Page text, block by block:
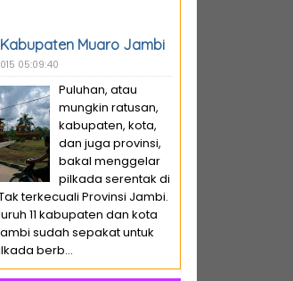
Muaro Jambi
05:09:40
Puluhan, atau
mungkin ratusan,
kabupaten, kota,
dan juga provinsi,
bakal menggelar
pilkada serentak di
terkecuali Provinsi Jambi.
11 kabupaten dan kota
sudah sepakat untuk
berb...